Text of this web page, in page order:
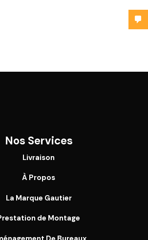
Nos Services
Livraison
À Propos
La Marque Gautier
de Montage